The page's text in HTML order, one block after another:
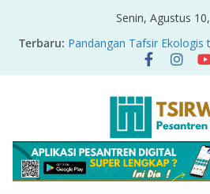
Senin, Agustus
Terbaru: Pandangan Tafsir
Nikel di Raja Ampat
PRODUK RELASI KUASA-
Sirah Nabawiyah
Oversharing dan Privasi
Ayat Bicara Soal Curhat di
Menyikapi Fatherless,
Cerminan